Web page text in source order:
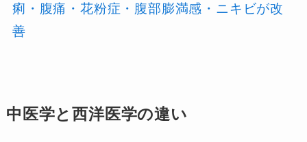
痢・腹痛・花粉症・腹部膨満感・ニキビが改
善
中医学と西洋医学の違い